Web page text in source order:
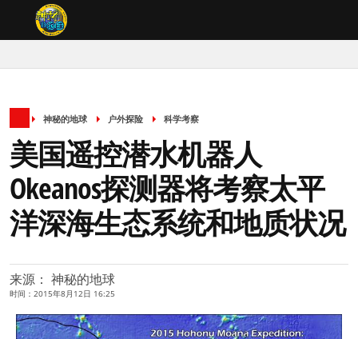
神秘的地球 户外探险 科学考察
美国遥控潜水机器人
Okeanos探测器将考察太平
洋深海生态系统和地质状况
来源： 神秘的地球
时间：2015年8月12日 16:25